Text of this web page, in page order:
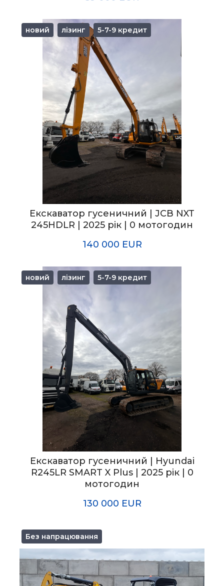
новий лізинг 5-7-9 кредит
Екскаватор гусеничний | JCB NXT
245HDLR | 2025 рік | 0 мотогодин
140 000 EUR
новий лізинг 5-7-9 кредит
Екскаватор гусеничний | Hyundai
R245LR SMART X Plus | 2025 рік | 0
мотогодин
130 000 EUR
Без напрацювання